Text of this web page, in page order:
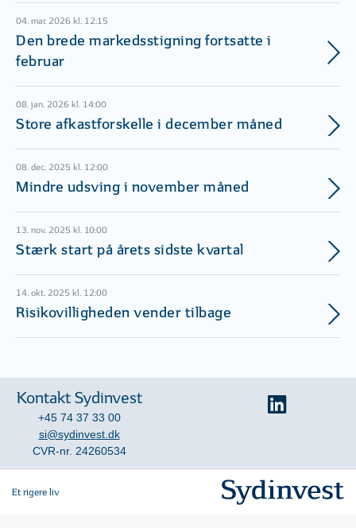
04. mar. 2026 kl. 12:15
Den brede markedsstigning fortsatte i
februar
08. jan. 2026 kl. 14:00
Store afkastforskelle i december måned
08. dec. 2025 kl. 12:00
Mindre udsving i november måned
13. nov. 2025 kl. 10:00
Stærk start på årets sidste kvartal
14. okt. 2025 kl. 12:00
Risikovilligheden vender tilbage
Kontakt Sydinvest
+45 74 37 33 00
si@sydinvest.dk
CVR-nr. 24260534
Et rigere liv